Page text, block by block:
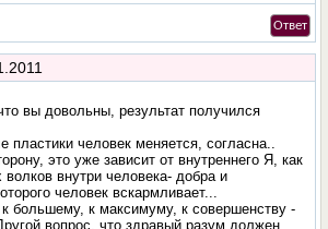
Ответ
вы довольны, результат получился
пластики человек меняется, согласна..
это уже зависит от внутреннего Я, как
волков внутри человека- добра и
человек вскармливает...
большему, к максимуму, к совершенству -
вопрос, что здравый разум должен